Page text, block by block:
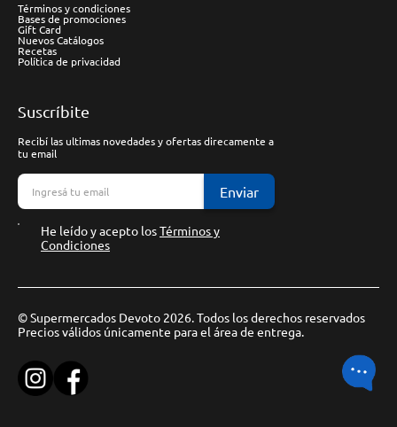
Términos y condiciones
Bases de promociones
Gift Card
Nuevos Catálogos
Recetas
Política de privacidad
Suscríbite
Recibí las ultimas novedades y ofertas direcamente a
tu email
Enviar
He leído y acepto losTérminos y
Condiciones
© Supermercados Devoto 2026. Todos los derechos reservados
Precios válidos únicamente para el área de entrega.